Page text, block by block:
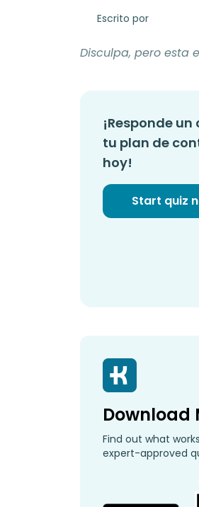
Escrito por
Disculpa, pero esta
¡Responde
tu plan de
hoy!
Start quiz
Download
Find out what
expert-approved